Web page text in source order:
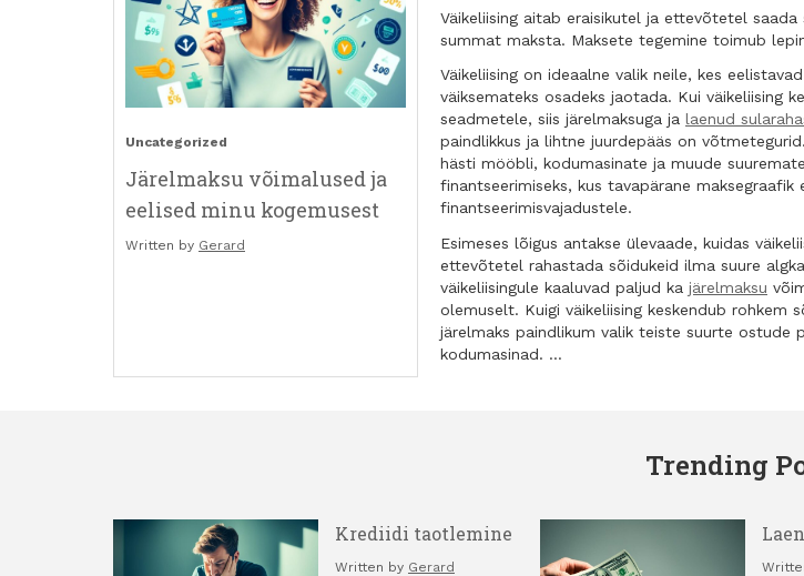
Uncategorized
Järelmaksu võimalused ja
eelised minu kogemusest
Written by Gerard
Väikeliising aitab eraisikutel ja ettevõtetel
summat maksta. Maksete tegemine toimub
Väikeliising on ideaalne valik neile, kes
väiksemateks osadeks jaotada. Kui väikeliising
seadmetele, siis järelmaksuga ja laenud
paindlikkus ja lihtne juurdepääs on
hästi mööbli, kodumasinate ja muude
finantseerimiseks, kus tavapärane
finantseerimisvajadustele.
Esimeses lõigus antakse ülevaade, kuidas
ettevõtetel rahastada sõidukeid ilma suure
väikeliisingule kaaluvad paljud ka järelmaksu
olemuselt. Kuigi väikeliising keskendub rohkem
järelmaks paindlikum valik teiste suurte ostude
kodumasinad. …
Trending
Krediidi taotlemine
Written by Gerard